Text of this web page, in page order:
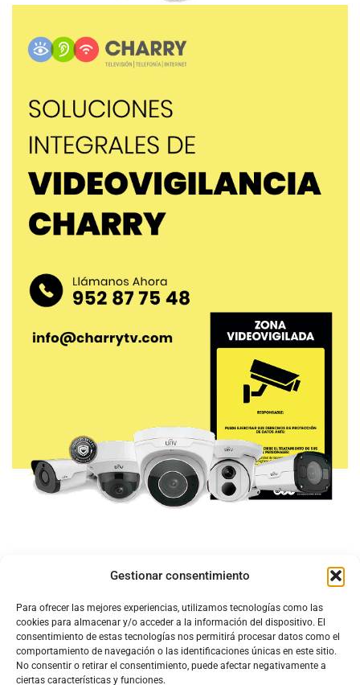
Gestionar consentimiento
Para ofrecer las mejores experiencias, utilizamos tecnologías como las
cookies para almacenar y/o acceder a la información del dispositivo. El
consentimiento de estas tecnologías nos permitirá procesar datos como el
comportamiento de navegación o las identificaciones únicas en este sitio.
No consentir o retirar el consentimiento, puede afectar negativamente a
ciertas características y funciones.